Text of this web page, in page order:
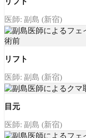
医師: 副島 (新宿)
リフト
医師: 副島 (新宿)
目元
医師: 副島 (新宿)